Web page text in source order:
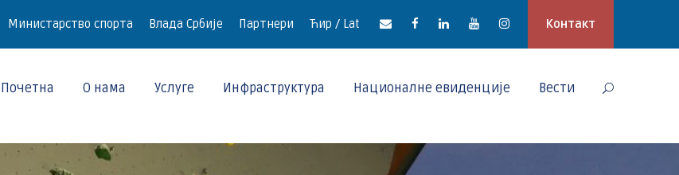
Министарство спорта Влада Србије Партнери Ћир / Lat Контакт
Почетна О нама Услуге Инфраструктура Националне евиденције Вести